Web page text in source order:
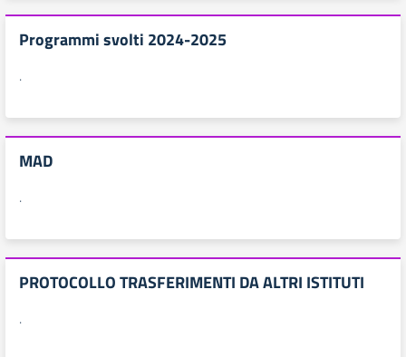
Programmi svolti 2024-2025
.
MAD
.
PROTOCOLLO TRASFERIMENTI DA ALTRI ISTITUTI
.